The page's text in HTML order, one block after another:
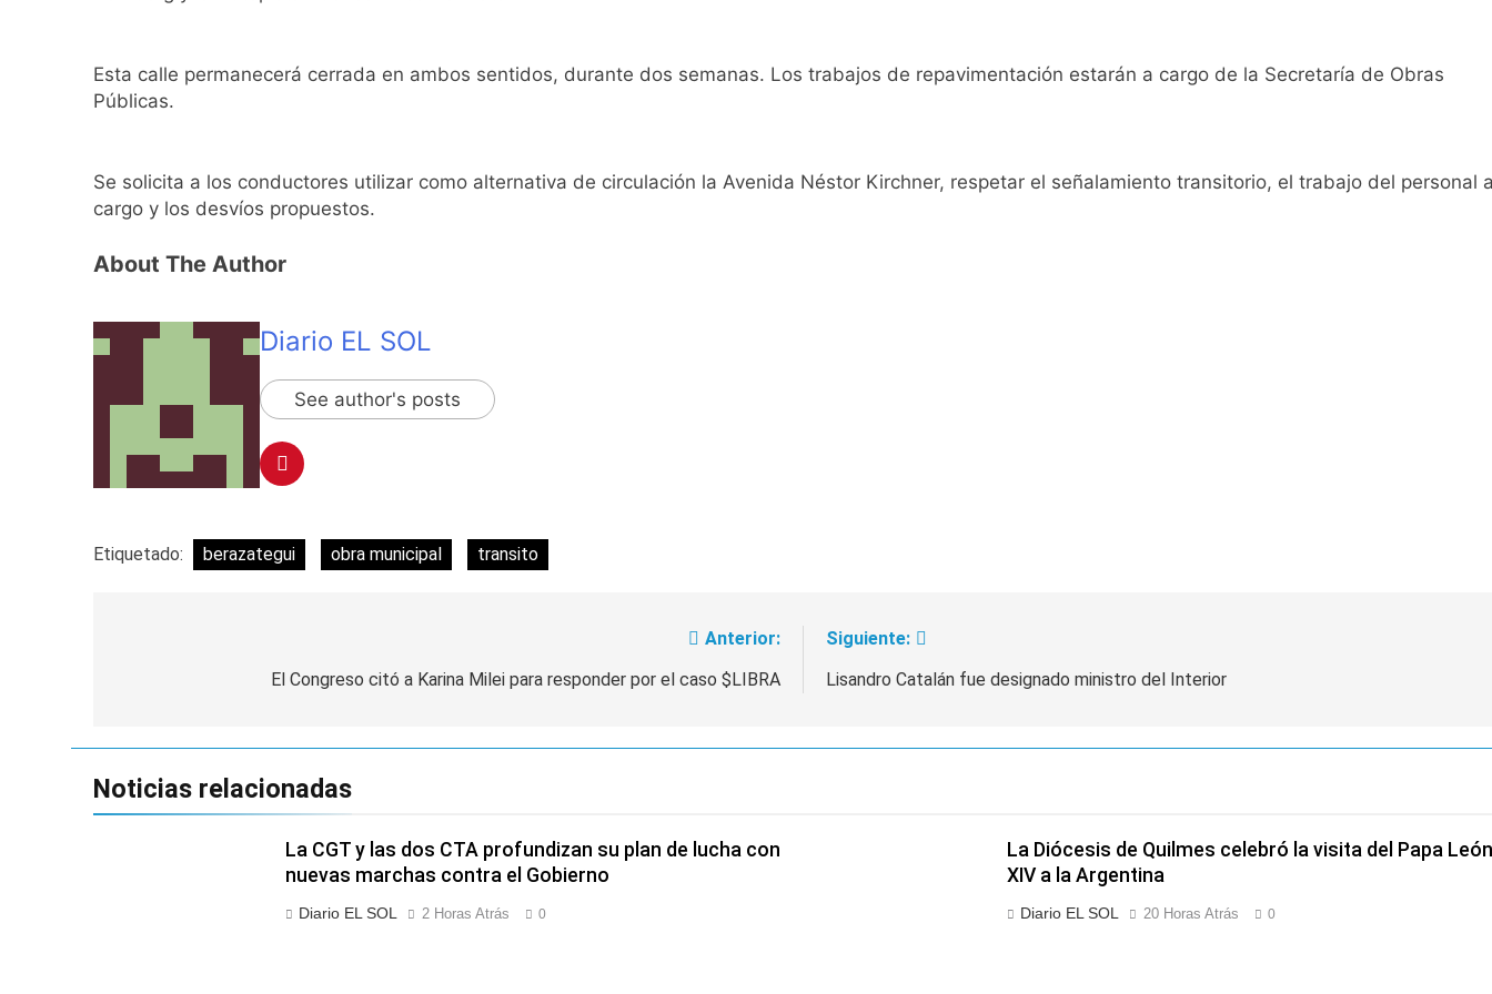
1 Día Atrás
2 Días Atrás
67 barrios full LED en Florencio Varela
Kicillof marchó contra la Ley de Propiedad Privada de Milei
Renunció el subsecretario de Seguridad de Quilmes, Hernán Ocampo, tras la difusión de chats privados
2 Días Atrás
Masiva movilización al Congreso contra el proyecto oficial de Ley de Propiedad Privada
Esta calle permanecerá cerrada en ambos sentidos, durante dos semanas. Los trabajos de repavimentación estarán a cargo de la Secretaría de Obras
Públicas.
Se solicita a los conductores utilizar como alternativa de circulación la Avenida Néstor Kirchner, respetar el señalamiento transitorio, el trabajo del personal
cargo y los desvíos propuestos.
About The Author
Diario EL SOL
See author's posts
Etiquetado: berazategui obra municipal transito
Anterior:
El Congreso citó a Karina Milei para responder por el caso $LIBRA
Siguiente:
Lisandro Catalán fue designado ministro del Interior
Noticias relacionadas
La CGT y las dos CTA profundizan su plan de lucha con
nuevas marchas contra el Gobierno
Diario EL SOL 2 Horas Atrás 0
La Diócesis de Quilmes celebró la visita del Papa León
XIV a la Argentina
Diario EL SOL 20 Horas Atrás 0